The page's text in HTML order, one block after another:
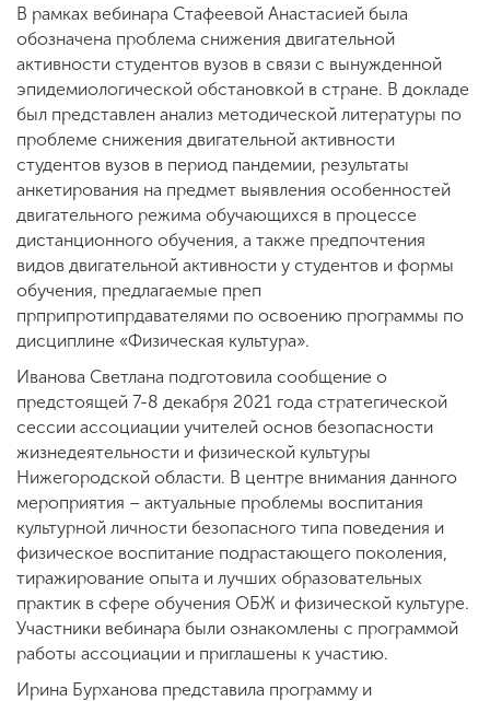
В рамках вебинара Стафеевой Анастасией была
обозначена проблема снижения двигательной
активности студентов вузов в связи с вынужденной
эпидемиологической обстановкой в стране. В докладе
был представлен анализ методической литературы по
проблеме снижения двигательной активности
студентов вузов в период пандемии, результаты
анкетирования на предмет выявления особенностей
двигательного режима обучающихся в процессе
дистанционного обучения, а также предпочтения
видов двигательной активности у студентов и формы
обучения, предлагаемые преп
прприпротипрдавателями по освоению программы по
дисциплине «Физическая культура».
Иванова Светлана подготовила сообщение о
предстоящей 7-8 декабря 2021 года стратегической
сессии ассоциации учителей основ безопасности
жизнедеятельности и физической культуры
Нижегородской области. В центре внимания данного
мероприятия – актуальные проблемы воспитания
культурной личности безопасного типа поведения и
физическое воспитание подрастающего поколения,
тиражирование опыта и лучших образовательных
практик в сфере обучения ОБЖ и физической культуре.
Участники вебинара были ознакомлены с программой
работы ассоциации и приглашены к участию.
Ирина Бурханова представила программу и